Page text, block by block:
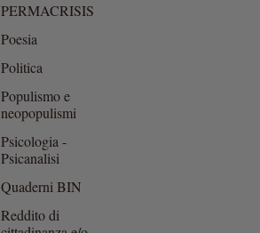
PERMACRISIS
Poesia
Politica
Populismo e
neopopulismi
Psicologia -
Psicanalisi
Quaderni BIN
Reddito di